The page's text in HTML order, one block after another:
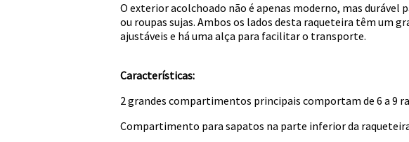
O exterior acolchoado não é apenas moderno, mas
ou roupas sujas. Ambos os lados desta raqueteira têm um
ajustáveis ​​e há uma alça para facilitar o transporte.
Características:
2 grandes compartimentos principais comportam de 6 a
Compartimento para sapatos na parte inferior da